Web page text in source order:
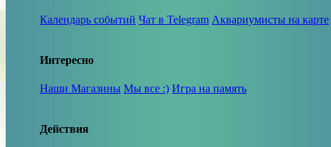
Календарь событий Чат в Telegram Аквариумисты на карте
Интересно
Наши Магазины Мы все :) Игра на память
Действия